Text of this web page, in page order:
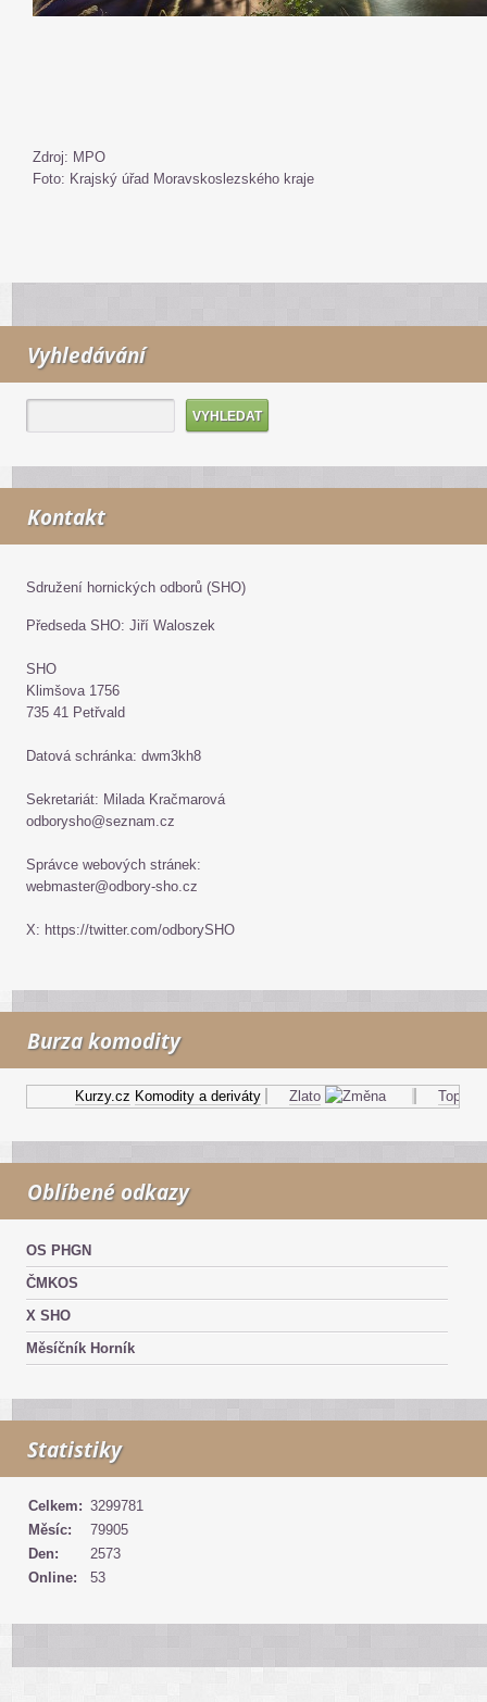
Zdroj: MPO
Foto: Krajský úřad Moravskoslezského kraje
Vyhledávání
Kontakt
Sdružení hornických odborů (SHO)
Předseda SHO: Jiří Waloszek
SHO
Klimšova 1756
735 41 Petřvald
Datová schránka: dwm3kh8
Sekretariát: Milada Kračmarová
odborysho@seznam.cz
Správce webových stránek:
webmaster@odbory-sho.cz
X: https://twitter.com/odborySHO
Burza komodity
Kurzy.cz Komodity a deriváty Zlato Topný
Oblíbené odkazy
OS PHGN
ČMKOS
X SHO
Měsíčník Horník
Statistiky
Online: 53
Celkem: 3299781
Měsíc:
79905
Den:
2573